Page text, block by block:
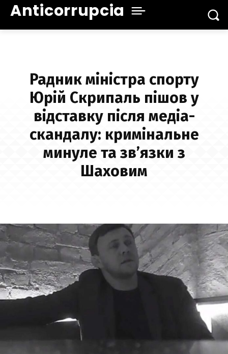
Anticorrupcia
Радник міністра спорту
Юрій Скрипаль пішов у
відставку після медіа-
скандалу: кримінальне
минуле та зв’язки з
Шаховим